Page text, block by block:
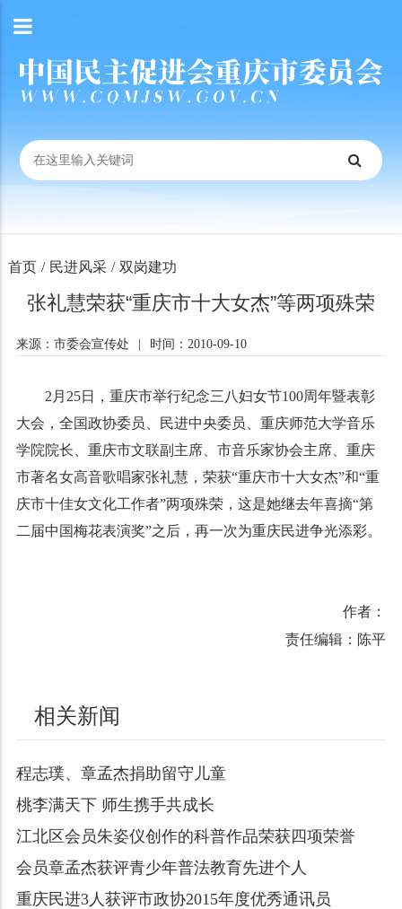
首页 / 民进风采 / 双岗建功
张礼慧荣获“重庆市十大女杰”等两项殊荣
来源：市委会宣传处 时间：2010-09-10
2 月 25日 ，重庆市举行纪念三八妇女节100周年暨表彰
大会，全国政协委员、民进中央委员、重庆师范大学音乐
学院院长、重庆市文联副主席、市音乐家协会主席、重庆
市著名女高音歌唱家张礼慧，荣获“重庆市十大女杰”和“重
庆市十佳女文化工作者”两项殊荣，这是她继去年喜摘“第
二届中国梅花表演奖”之后，再一次为重庆民进争光添彩。
作者：
责任编辑：陈平
相关新闻
程志璞、章孟杰捐助留守儿童
桃李满天下 师生携手共成长
江北区会员朱姿仪创作的科普作品荣获四项荣誉
会员章孟杰获评青少年普法教育先进个人
重庆民进3人获评市政协2015年度优秀通讯员